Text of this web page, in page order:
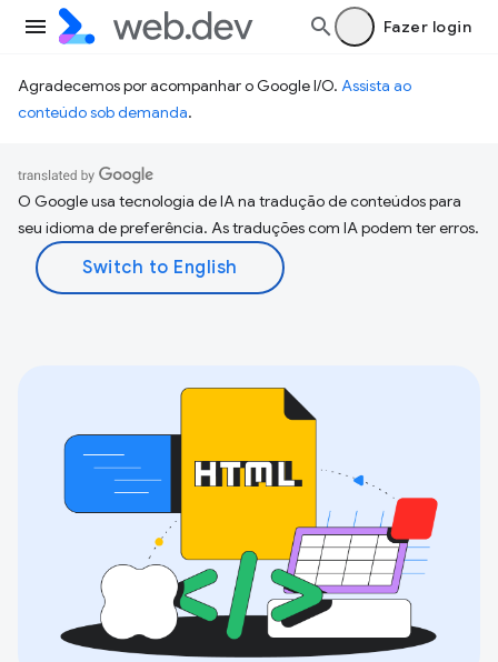
Fazer login
Agradecemos por acompanhar o Google I/O. Assista ao
conteúdo sob demanda.
O Google usa tecnologia de IA na tradução de conteúdos para
seu idioma de preferência. As traduções com IA podem ter erros.